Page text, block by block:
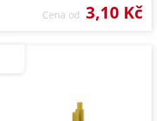
Cena od 3,10 Kč